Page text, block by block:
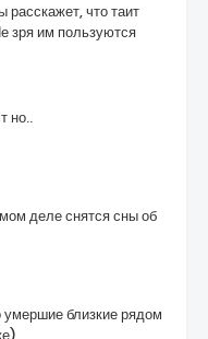
расскажет, что таит
зря им пользуются
но..
деле снятся сны об
умершие близкие рядом